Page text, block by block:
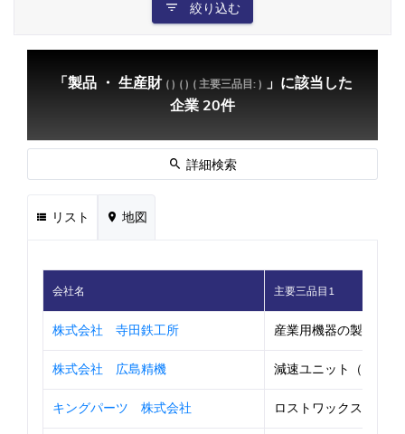
絞り込む
「製品 ・ 生産財 ( ) ( ) ( 主要三品目: ) 」に該当した
企業 20件
詳細検索
リスト 地図
会社名 主要三品目1
株式会社 寺田鉄工所 産業用機器の製缶・機
株式会社 広島精機 減速ユニット（水門
キングパーツ 株式会社 ロストワックス精密鋳